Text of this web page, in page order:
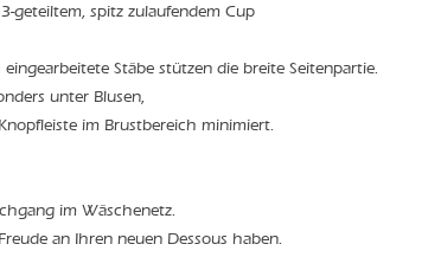
geteiltem, spitz zulaufendem Cup
Stäbe stützen die breite Seitenpartie.
unter Blusen,
im Brustbereich minimiert.
im Wäschenetz.
an Ihren neuen Dessous haben.